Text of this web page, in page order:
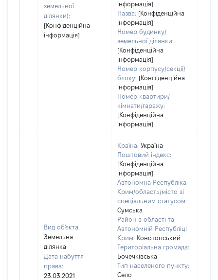
земельної
ділянки):
[Конфіденційна
інформація]
інформація]
Назва: [Конфіденційна
інформація]
Номер будинку/
земельної ділянки:
[Конфіденційна
інформація]
Номер корпусу/секції/
блоку: [Конфіденційна
інформація]
Номер квартири/
кімнати/гаражу:
[Конфіденційна
інформація]
Вид об'єкта:
Земельна
ділянка
Дата набуття
права:
23.03.2021
Країна: Україна
Поштовий індекс:
[Конфіденційна
інформація]
Автономна Республіка
Крим/область/місто зі
спеціальним статусом:
Сумська
Район в області та
Автономній Республіці
Крим: Конотопський
Територіальна громада:
Бочечківська
Тип населеного пункту:
Село